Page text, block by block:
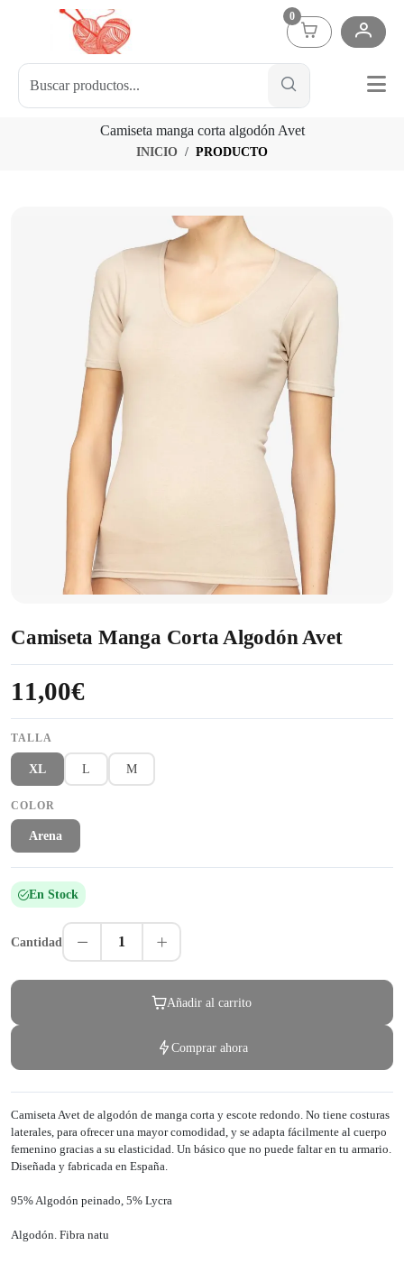
0
Camiseta manga corta algodón Avet
INICIO PRODUCTO
Camiseta Manga Corta Algodón Avet
11,00€
TALLA
XL L M
COLOR
Arena
En Stock
Cantidad 1
Añadir al carrito
Comprar ahora
Camiseta Avet de algodón de manga corta y escote redondo. No tiene costuras
laterales, para ofrecer una mayor comodidad, y se adapta fácilmente al cuerpo
femenino gracias a su elasticidad. Un básico que no puede faltar en tu armario.
Diseñada y fabricada en España.
95% Algodón peinado, 5% Lycra
Algodón. Fibra natu